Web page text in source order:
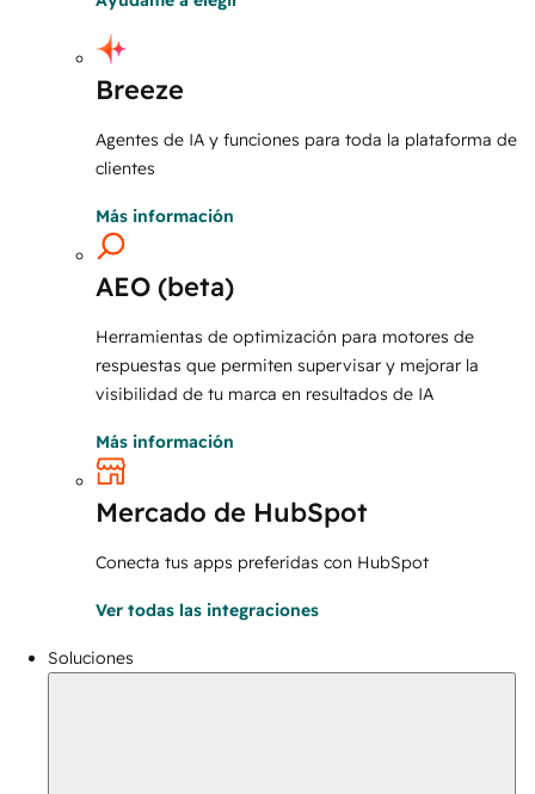
Breeze
Agentes de IA y funciones para toda la plataforma de
clientes
Más información
AEO (beta)
Herramientas de optimización para motores de
respuestas que permiten supervisar y mejorar la
visibilidad de tu marca en resultados de IA
Más información
Mercado de HubSpot
Conecta tus apps preferidas con HubSpot
Ver todas las integraciones
Soluciones